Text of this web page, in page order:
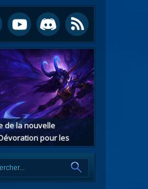
de la nouvelle
pour les